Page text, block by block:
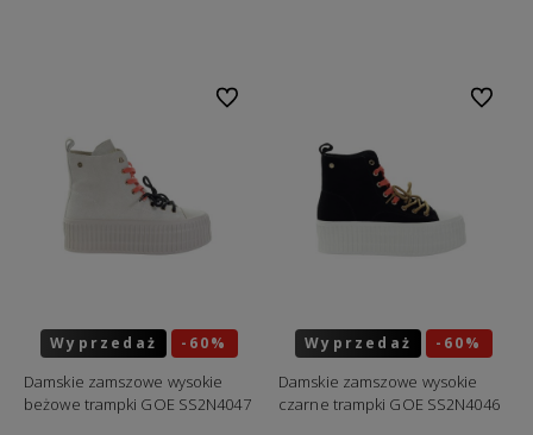
-60%
Wyprzedaż
Damskie zamszowe wysokie
beżowe trampki GOE SS2N4047
Do ulubionych
-60%
Wyprzedaż
Damskie zamszowe wysokie
czarne trampki GOE SS2N4046
Do